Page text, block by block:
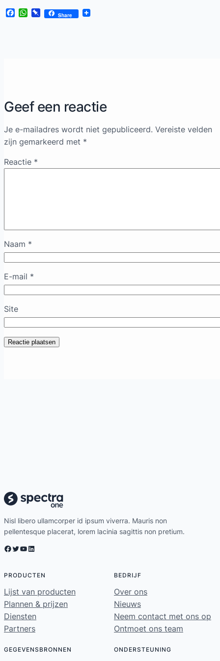
Facebook
WhatsApp
Pinboard
Share
Geef een reactie
Je e-mailadres wordt niet gepubliceerd. Vereiste velden
zijn gemarkeerd met *
Reactie *
Naam *
E-mail *
Site
Nisl libero ullamcorper id ipsum viverra. Mauris non
pellentesque placerat, lorem lacinia sagittis non pretium.
Facebook Twitter YouTube LinkedIn
PRODUCTEN
Lijst van producten
Plannen & prijzen
Diensten
Partners
BEDRIJF
Over ons
Nieuws
Neem contact met ons op
Ontmoet ons team
GEGEVENSBRONNEN ONDERSTEUNING